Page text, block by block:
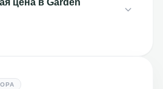
цена в Garden